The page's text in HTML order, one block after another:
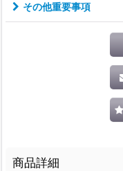
その他重要事項
商品詳細